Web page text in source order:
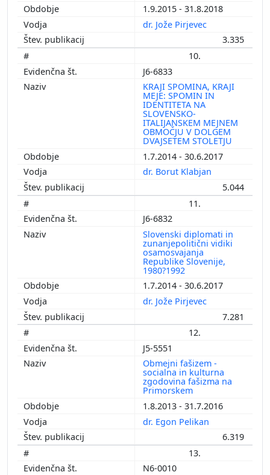
1.9.2015 - 31.8.2018
dr. Jože Pirjevec
3.335
10.
J6-6833
KRAJI SPOMINA, KRAJI
MEJE: SPOMIN IN
IDENTITETA NA
SLOVENSKO-
ITALIJANSKEM MEJNEM
OBMOČJU V DOLGEM
DVAJSETEM STOLETJU
1.7.2014 - 30.6.2017
dr. Borut Klabjan
5.044
11.
J6-6832
Slovenski diplomati in
zunanjepolitični vidiki
osamosvajanja
Republike Slovenije,
1980?1992
1.7.2014 - 30.6.2017
dr. Jože Pirjevec
7.281
12.
J5-5551
Obmejni fašizem -
socialna in kulturna
zgodovina fašizma na
Primorskem
1.8.2013 - 31.7.2016
dr. Egon Pelikan
6.319
13.
N6-0010